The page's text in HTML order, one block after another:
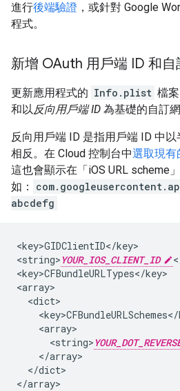
進行後端驗證 ，或針對 Google
程式。
新增 OAuth 用戶端 ID 和自
更新應用程式的 Info.plist 檔
和以反向用戶端 ID 為基礎的自訂網
反向用戶端 ID 是指用戶端 ID 中
相反。在 Cloud 控制台中選取現有
這也會顯示在「iOS URL scheme」
如：
abcdefg
<key>GIDClientID</key>
<string> YOUR_IOS_CLIENT_ID
<key>CFBundleURLTypes</key>
<array>
  <dict>
    <array>
      <string>
    </array>
  </dict>
</array>